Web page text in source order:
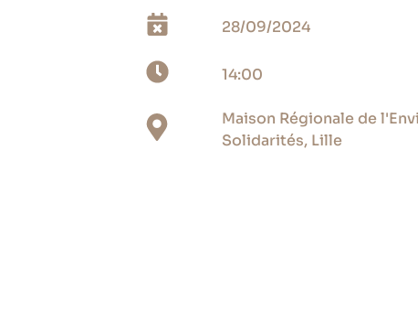
28/09/2024
14:00
Maison Régionale de
Solidarités, Lille